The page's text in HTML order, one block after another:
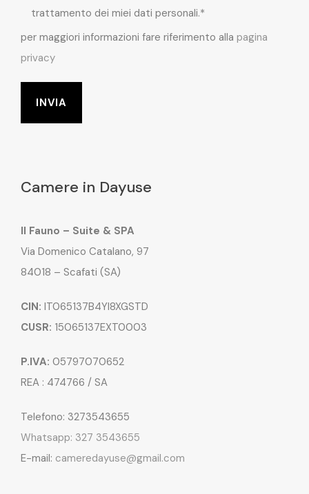
trattamento dei miei dati personali.*
per maggiori informazioni fare riferimento alla pagina
privacy
Camere in Dayuse
Il Fauno – Suite & SPA
Via Domenico Catalano, 97
84018 – Scafati (SA)
CIN: IT065137B4YI8XGSTD
CUSR: 15065137EXT0003
P.IVA: 05797070652
REA : 474766 / SA
Telefono: 3273543655
Whatsapp: 327 3543655
E-mail: cameredayuse@gmail.com